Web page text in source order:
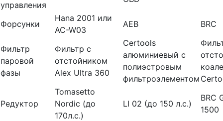
управления
Форсунки
Hana 2001 или
AC-W03
AEB BRC
Фильтр
паровой
фазы
Фильтр с
отстойником
Alex Ultra 360
Certools
алюминиевый с
полиэстровым
фильтроэлементом
Редуктор
Tomasetto
Nordic (до
170л.с.)
LI 02 (до 150 л.с.)
BRC
1500